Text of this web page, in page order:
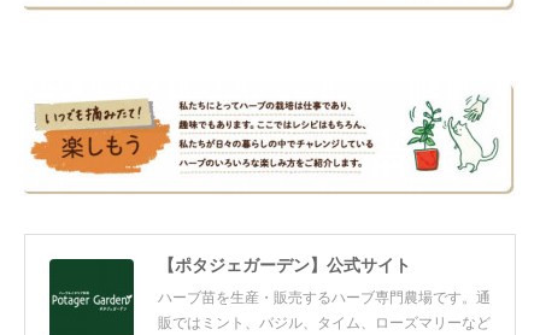
【ポタジェガーデン】公式サイト
ハーブ苗を生産・販売するハーブ専門農場です。通
販ではミント、バジル、タイム、ローズマリーなど